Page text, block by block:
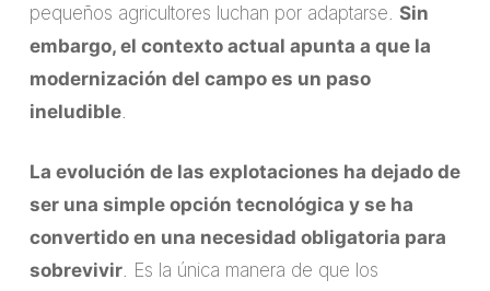
pequeños agricultores luchan por adaptarse. Sin
embargo, el contexto actual apunta a que la
modernización del campo es un paso
ineludible.
La evolución de las explotaciones ha dejado de
ser una simple opción tecnológica y se ha
convertido en una necesidad obligatoria para
sobrevivir. Es la única manera de que los